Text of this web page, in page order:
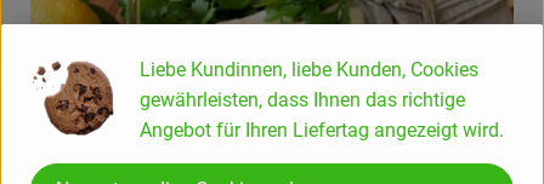
Kundenbrief 17/26
Liebe Kundinnen, liebe Kunden, Cookies
gewährleisten, dass Ihnen das richtige
Angebot für Ihren Liefertag angezeigt wird.